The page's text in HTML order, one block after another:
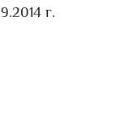
г.